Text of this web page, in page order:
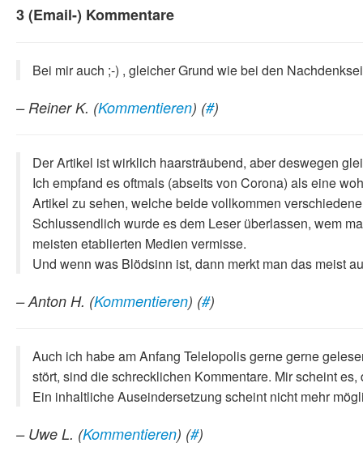
3 (Email-) Kommentare
Bei mir auch ;-) , gleicher Grund wie bei den
– Reiner K. (Kommentieren) (#)
Der Artikel ist wirklich haarsträubend, aber deswegen
Ich empfand es oftmals (abseits von Corona) als eine
Artikel zu sehen, welche beide vollkommen
Schlussendlich wurde es dem Leser überlassen, wem
meisten etablierten Medien vermisse.
Und wenn was Blödsinn ist, dann merkt man das meist
– Anton H. (Kommentieren) (#)
Auch ich habe am Anfang Telelopolis gerne gerne
stört, sind die schrecklichen Kommentare. Mir scheint
Ein inhaltliche Auseindersetzung scheint nicht mehr
– Uwe L. (Kommentieren) (#)